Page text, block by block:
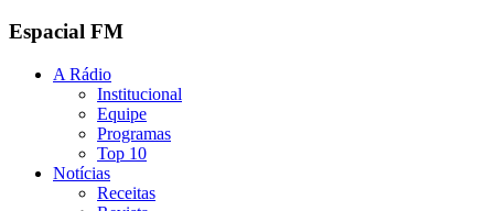
Espacial FM
A Rádio
Institucional
Equipe
Programas
Top 10
Notícias
Receitas